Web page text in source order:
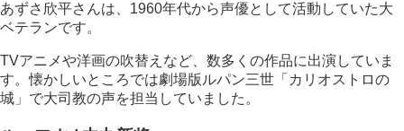
あずさ欣平さんは、1960年代から声優として活動していた大
ベテランです。
TVアニメや洋画の吹替えなど、数多くの作品に出演していま
す。懐かしいところでは劇場版ルパン三世「カリオストロの
城」で大司教の声を担当していました。